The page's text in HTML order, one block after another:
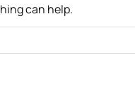
can help.